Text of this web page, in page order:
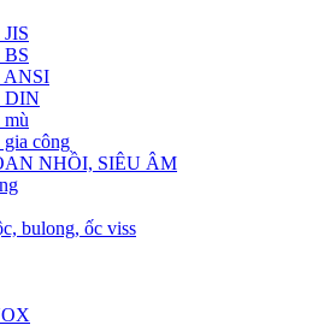
BS
ANSI
DIN
công
NHỒI, SIÊU ÂM
bulong, ốc viss